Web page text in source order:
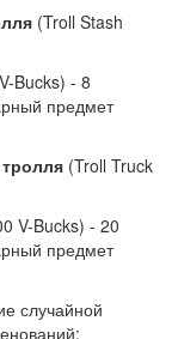
(Troll Stash
Bucks) - 8
предмет
(Troll Truck
V-Bucks) - 20
предмет
случайной